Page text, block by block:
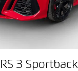
3 Sportback